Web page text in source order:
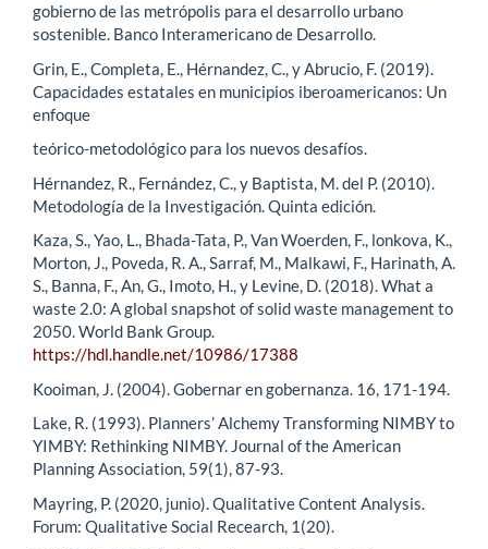
gobierno de las metrópolis para el desarrollo urbano
sostenible. Banco Interamericano de Desarrollo.
Grin, E., Completa, E., Hérnandez, C., y Abrucio, F. (2019).
Capacidades estatales en municipios iberoamericanos: Un
enfoque
teórico-metodológico para los nuevos desafíos.
Hérnandez, R., Fernández, C., y Baptista, M. del P. (2010).
Metodología de la Investigación. Quinta edición.
Kaza, S., Yao, L., Bhada-Tata, P., Van Woerden, F., lonkova, K.,
Morton, J., Poveda, R. A., Sarraf, M., Malkawi, F., Harinath, A.
S., Banna, F., An, G., Imoto, H., y Levine, D. (2018). What a
waste 2.0: A global snapshot of solid waste management to
2050. World Bank Group.
https://hdl.handle.net/10986/17388
Kooiman, J. (2004). Gobernar en gobernanza. 16, 171-194.
Lake, R. (1993). Planners’ Alchemy Transforming NIMBY to
YIMBY: Rethinking NIMBY. Journal of the American
Planning Association, 59(1), 87-93.
Mayring, P. (2020, junio). Qualitative Content Analysis.
Forum: Qualitative Social Recearch, 1(20).